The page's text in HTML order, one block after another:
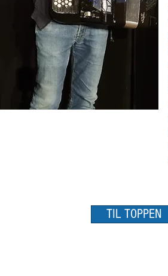
TIL TOPPEN